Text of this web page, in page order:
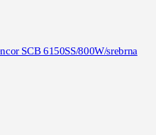
SCB 6150SS/800W/srebrna